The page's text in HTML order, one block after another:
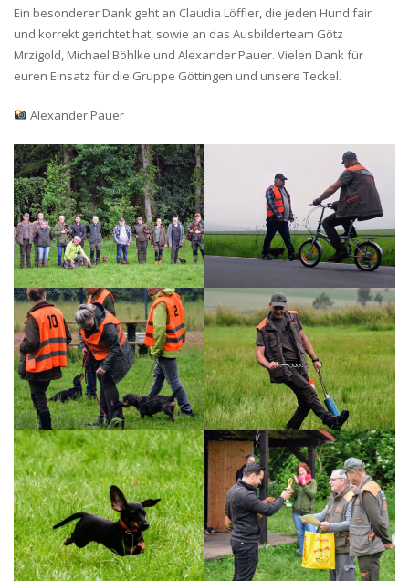
Ein besonderer Dank geht an Claudia Löffler, die jeden Hund fair
und korrekt gerichtet hat, sowie an das Ausbilderteam Götz
Mrzigold, Michael Böhlke und Alexander Pauer. Vielen Dank für
euren Einsatz für die Gruppe Göttingen und unsere Teckel.
Alexander Pauer